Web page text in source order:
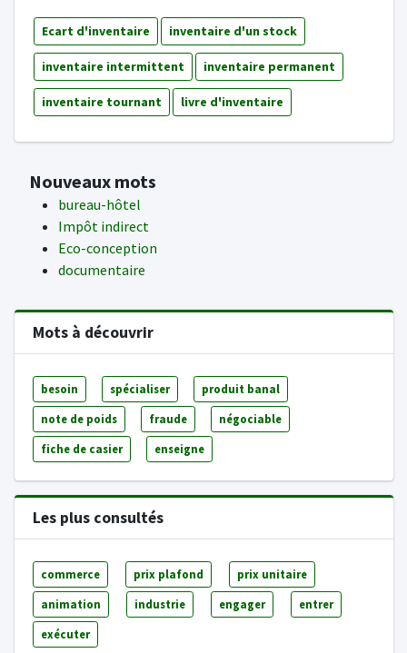
Ecart d'inventaire inventaire d'un stock
inventaire intermittent inventaire permanent
inventaire tournant livre d'inventaire
Nouveaux mots
bureau-hôtel
Impôt indirect
Eco-conception
documentaire
Mots à découvrir
besoin spécialiser produit banal
note de poids fraude négociable
fiche de casier enseigne
Les plus consultés
commerce prix plafond prix unitaire
animation industrie engager entrer
exécuter